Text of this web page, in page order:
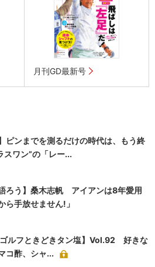
月刊GD最新号
ピンまでを測るだけの時代は、もう終
ワン”の「レー...
語ろう】桑木志帆 アイアンは8年愛用
ら手放せません!」
ゴルフときどきタン塩】Vol.92 好きな
コ酢、シャ...